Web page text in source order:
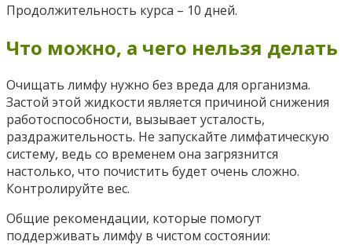
Продолжительность курса – 10 дней.
Что можно, а чего нельзя делать
Очищать лимфу нужно без вреда для организма.
Застой этой жидкости является причиной снижения
работоспособности, вызывает усталость,
раздражительность. Не запускайте лимфатическую
систему, ведь со временем она загрязнится
настолько, что почистить будет очень сложно.
Контролируйте вес.
Общие рекомендации, которые помогут
поддерживать лимфу в чистом состоянии: